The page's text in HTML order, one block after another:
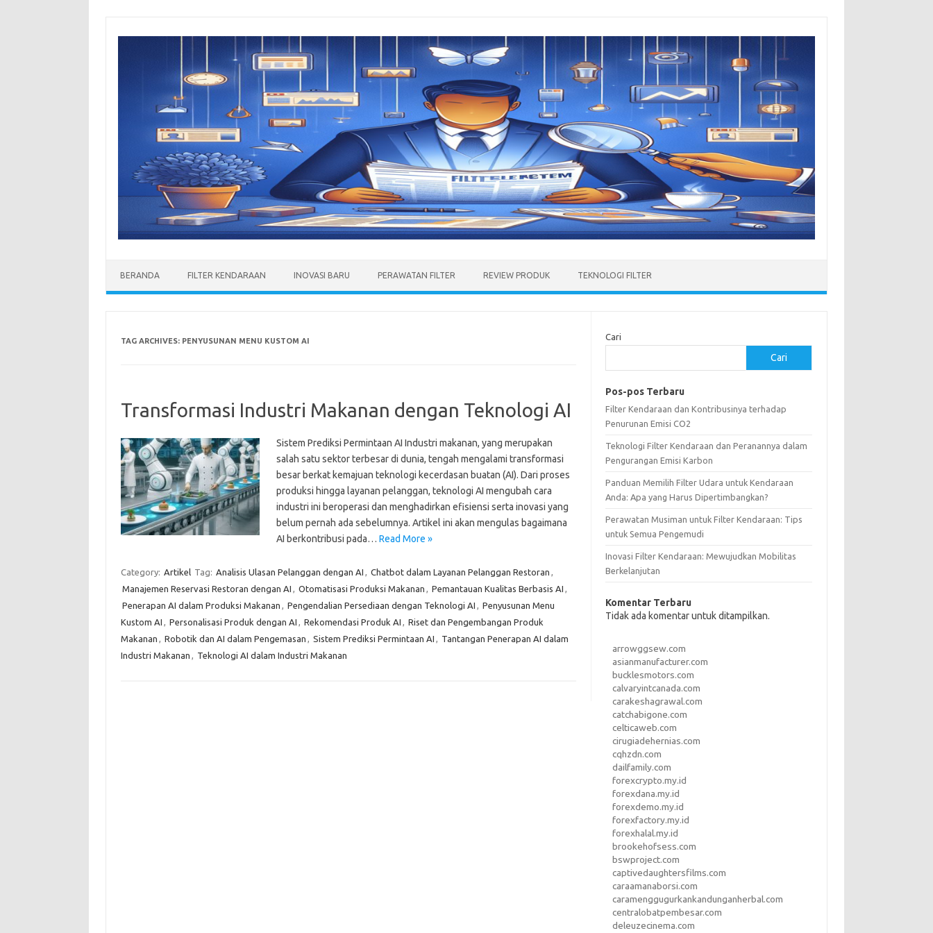
BERANDA FILTER KENDARAAN INOVASI BARU PERAWATAN FILTER REVIEW PRODUK TEKNOLOGI FILTER
TAG ARCHIVES: PENYUSUNAN MENU KUSTOM AI
Transformasi Industri Makanan dengan Teknologi AI
Sistem Prediksi Permintaan AI Industri makanan, yang merupakan
salah satu sektor terbesar di dunia, tengah mengalami transformasi
besar berkat kemajuan teknologi kecerdasan buatan (AI). Dari proses
produksi hingga layanan pelanggan, teknologi AI mengubah cara
industri ini beroperasi dan menghadirkan efisiensi serta inovasi yang
belum pernah ada sebelumnya. Artikel ini akan mengulas bagaimana
AI berkontribusi pada… Read More »
Category: Artikel Tag: Analisis Ulasan Pelanggan dengan AI , Chatbot dalam Layanan Pelanggan Restoran ,
Manajemen Reservasi Restoran dengan AI , Otomatisasi Produksi Makanan , Pemantauan Kualitas Berbasis AI ,
Penerapan AI dalam Produksi Makanan , Pengendalian Persediaan dengan Teknologi AI , Penyusunan Menu
Kustom AI , Personalisasi Produk dengan AI , Rekomendasi Produk AI , Riset dan Pengembangan Produk
Makanan , Robotik dan AI dalam Pengemasan , Sistem Prediksi Permintaan AI , Tantangan Penerapan AI dalam
Industri Makanan , Teknologi AI dalam Industri Makanan
Cari
Cari
Pos-pos Terbaru
Filter Kendaraan dan Kontribusinya terhadap
Penurunan Emisi CO2
Teknologi Filter Kendaraan dan Peranannya dalam
Pengurangan Emisi Karbon
Panduan Memilih Filter Udara untuk Kendaraan
Anda: Apa yang Harus Dipertimbangkan?
Perawatan Musiman untuk Filter Kendaraan: Tips
untuk Semua Pengemudi
Inovasi Filter Kendaraan: Mewujudkan Mobilitas
Berkelanjutan
Komentar Terbaru
Tidak ada komentar untuk ditampilkan.
arrowggsew.com
asianmanufacturer.com
bucklesmotors.com
calvaryintcanada.com
carakeshagrawal.com
catchabigone.com
celticaweb.com
cirugiadehernias.com
cqhzdn.com
dailfamily.com
forexcrypto.my.id
forexdana.my.id
forexdemo.my.id
forexfactory.my.id
forexhalal.my.id
brookehofsess.com
bswproject.com
captivedaughtersfilms.com
caraamanaborsi.com
caramenggugurkankandunganherbal.com
centralobatpembesar.com
deleuzecinema.com